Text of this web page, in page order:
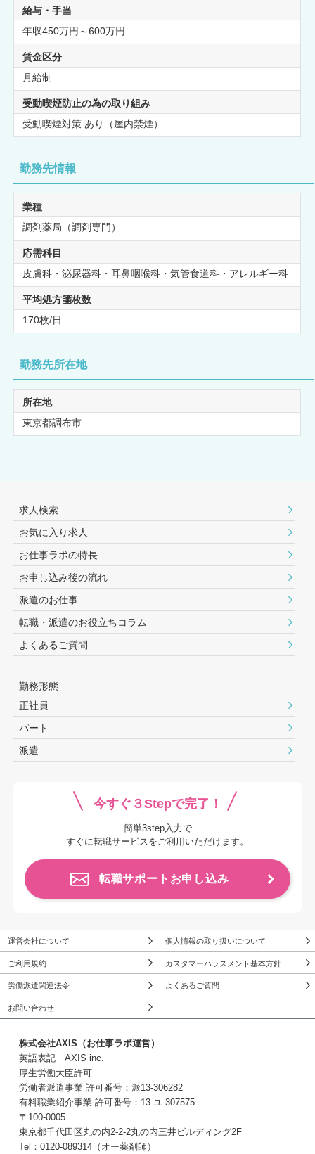
給与・手当
年収450万円～600万円
賃金区分
月給制
受動喫煙防止の為の取り組み
受動喫煙対策 あり（屋内禁煙）
勤務先情報
業種
調剤薬局（調剤専門）
応需科目
皮膚科・泌尿器科・耳鼻咽喉科・気管食道科・アレルギー科
平均処方箋枚数
170枚/日
勤務先所在地
所在地
東京都調布市
求人検索
お気に入り求人
お仕事ラボの特長
お申し込み後の流れ
派遣のお仕事
転職・派遣のお役⽴ちコラム
よくあるご質問
勤務形態
正社員
パート
派遣
今すぐ３Stepで完了！
簡単3step入力で
すぐに転職サービスをご利用いただけます。
転職サポートお申し込み
運営会社について 個人情報の取り扱いについて
ご利用規約 カスタマーハラスメント基本方針
労働派遣関連法令 よくあるご質問
お問い合わせ
株式会社AXIS（お仕事ラボ運営）
英語表記 AXIS inc.
厚生労働大臣許可
労働者派遣事業 許可番号：派13-306282
有料職業紹介事業 許可番号：13-ユ-307575
〒100-0005
東京都千代田区丸の内2-2-2丸の内三井ビルディング2F
Tel：0120-089314（オー薬剤師）